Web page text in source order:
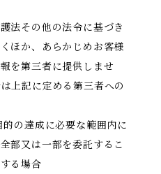
法その他の法令に基づき
ほか、あらかじめお客様
を第三者に提供しませ
上記に定める第三者への
的の達成に必要な範囲内に
部又は一部を委託するこ
る場合